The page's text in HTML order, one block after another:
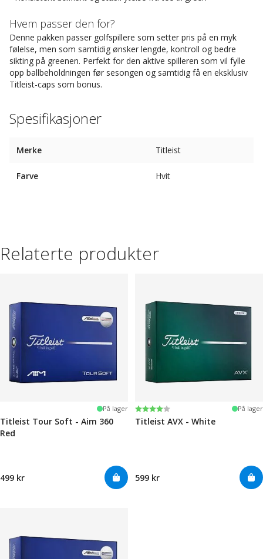
Hvem passer den for?
Denne pakken passer golfspillere som setter pris på en myk
følelse, men som samtidig ønsker lengde, kontroll og bedre
sikting på greenen. Perfekt for den aktive spilleren som vil fylle
opp ballbeholdningen før sesongen og samtidig få en eksklusiv
Titleist-caps som bonus.
Spesifikasjoner
Merke Titleist
Farve Hvit
Relaterte produkter
På lager
Titleist Tour Soft - Aim 360
Red
499 kr
Karakter:
4.0 av 5 mulige På lager
Titleist AVX - White
599 kr